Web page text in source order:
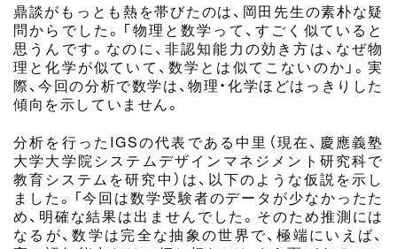
鼎談がもっとも熱を帯びたのは、岡田先生の素朴な疑
問からでした。「物理と数学って、すごく似ていると
思うんです。なのに、非認知能力の効き方は、なぜ物
理と化学が似ていて、数学とは似てこないのか」。実
際、今回の分析で数学は、物理・化学ほどはっきりした
傾向を示していません。
分析を行ったIGSの代表である中里（現在、慶應義塾
大学大学院システムデザインマネジメント研究科で
教育システムを研究中）は、以下のような仮説を示し
ました。「今回は数学受験者のデータが少なかったた
め、明確な結果は出ませんでした。そのため推測には
なるが、数学は完全な抽象の世界で、極端にいえば、